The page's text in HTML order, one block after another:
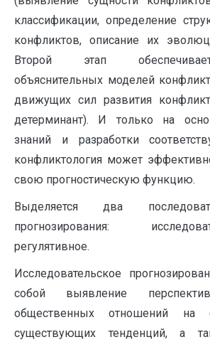
классификации, определение
конфликтов, описание их
Второй этап
объяснительных моделей
движущих сил развития
детерминант). И только на
знаний и разработки
конфликтология может
свою прогностическую функцию.
Выделяется два
прогнозирования:
регулятивное.
Исследовательское
собой выявление
общественных отношений на
существующих тенденций, а